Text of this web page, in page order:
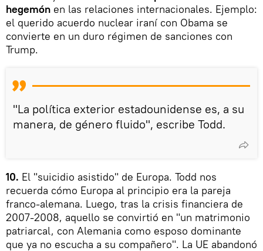
hegemón en las relaciones internacionales. Ejemplo:
el querido acuerdo nuclear iraní con Obama se
convierte en un duro régimen de sanciones con
Trump.
"La política exterior estadounidense es, a su
manera, de género fluido", escribe Todd.
10. El "suicidio asistido" de Europa. Todd nos
recuerda cómo Europa al principio era la pareja
franco-alemana. Luego, tras la crisis financiera de
2007-2008, aquello se convirtió en "un matrimonio
patriarcal, con Alemania como esposo dominante
que ya no escucha a su compañero". La UE abandonó